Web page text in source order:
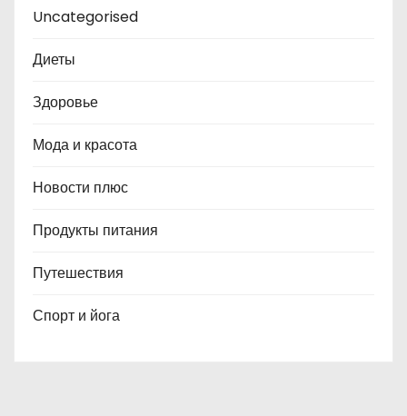
Uncategorised
Диеты
Здоровье
Мода и красота
Новости плюс
Продукты питания
Путешествия
Спорт и йога